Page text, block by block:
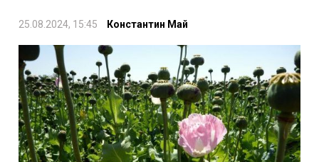
25.08.2024, 15:45 Константин Май